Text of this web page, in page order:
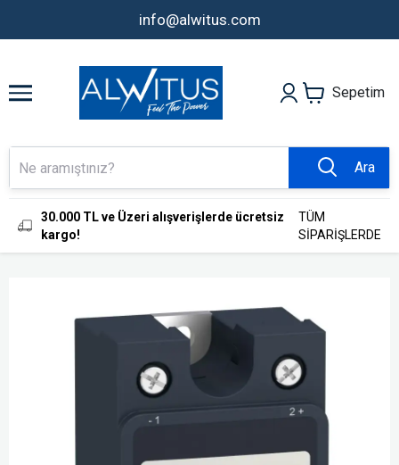
info@alwitus.com
Sepetim
Ara
30.000 TL ve Üzeri alışverişlerde ücretsiz
kargo!
TÜM
SİPARİŞLERDE